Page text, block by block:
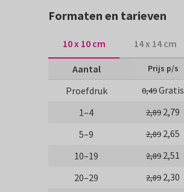
Formaten en tarieven
10 x 10 cm 14 x 14 cm
Aantal Prijs p/s
Proefdruk 0,49Gratis
1–4
2,89 2,79
5–9
2,89 2,65
10–19
2,89 2,51
20–29
2,89 2,30